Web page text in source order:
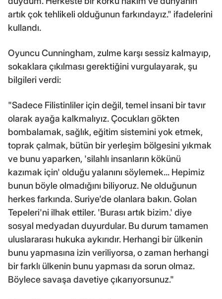
artık çok tehlikeli olduğunun farkındayız." ifadelerini
kullandı.
Oyuncu Cunningham, zulme karşı sessiz kalmayıp,
sokaklara çıkılması gerektiğini vurgulayarak, şu
bilgileri verdi:
"Sadece Filistinliler için değil, temel insani bir tavır
olarak ayağa kalkmalıyız. Çocukları gökten
bombalamak, sağlık, eğitim sistemini yok etmek,
toprak çalmak, bütün bir yerleşim bölgesini yıkmak
ve bunu yaparken, 'silahlı insanların kökünü
kazımak için' olduğu yalanını söylemek... Hepimiz
bunun böyle olmadığını biliyoruz. Ne olduğunun
herkes farkında. Suriye'de olanlara bakın. Golan
Tepeleri'ni ilhak ettiler. 'Burası artık bizim.' diye
sosyal medyadan duyurdular. Bu durum tamamen
uluslararası hukuka aykırıdır. Herhangi bir ülkenin
bunu yapmasına izin veriliyorsa, o zaman herhangi
bir farklı ülkenin bunu yapması da sorun olmaz.
Böylece savaşa davetiye çıkarıyorsunuz."